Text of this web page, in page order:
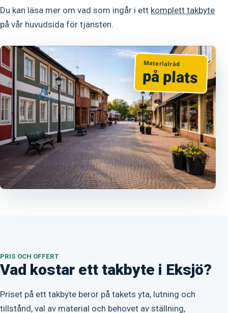
Du kan läsa mer om vad som ingår i ett komplett takbyte
på vår huvudsida för tjänsten.
Materialråd
på plats
PRIS OCH OFFERT
Vad kostar ett takbyte i Eksjö?
Priset på ett takbyte beror på takets yta, lutning och
tillstånd, val av material och behovet av ställning,